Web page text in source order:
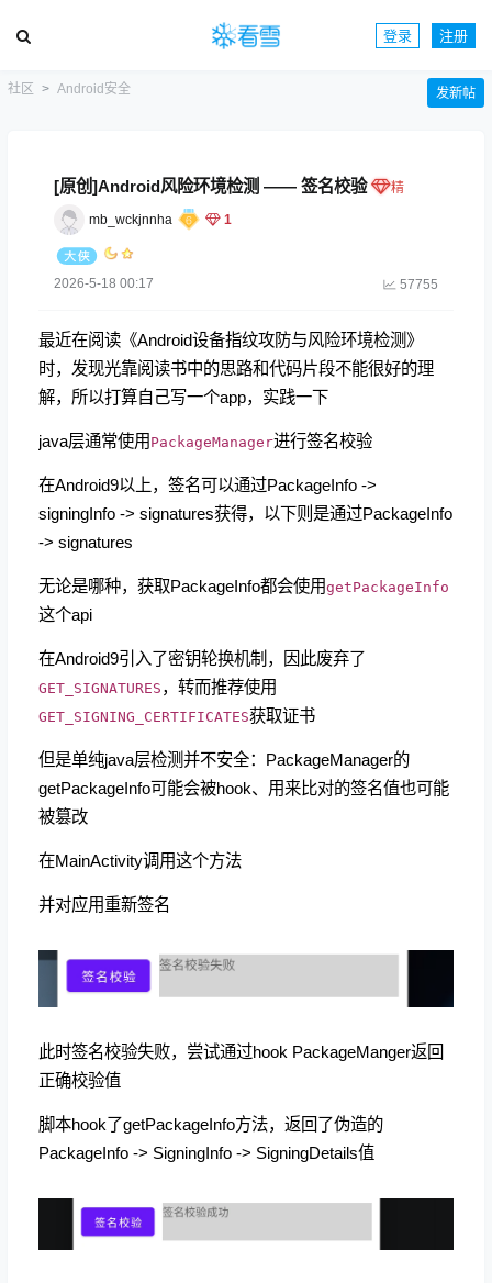
登录 注册
社区 Android安全 发新帖
[原创]Android风险环境检测 —— 签名校验
mb_wckjnnha 1
2026-5-18 00:17 57755
最近在阅读《Android设备指纹攻防与风险环境检测》
时，发现光靠阅读书中的思路和代码片段不能很好的理
解，所以打算自己写一个app，实践一下
java层通常使用PackageManager进行签名校验
在Android9以上，签名可以通过PackageInfo ->
signingInfo -> signatures获得，以下则是通过PackageInfo
-> signatures
无论是哪种，获取PackageInfo都会使用getPackageInfo
这个api
在Android9引入了密钥轮换机制，因此废弃了
GET_SIGNATURES，转而推荐使用
GET_SIGNING_CERTIFICATES获取证书
但是单纯java层检测并不安全：PackageManager的
getPackageInfo可能会被hook、用来比对的签名值也可能
被篡改
在MainActivity调用这个方法
并对应用重新签名
此时签名校验失败，尝试通过hook PackageManger返回
正确校验值
脚本hook了getPackageInfo方法，返回了伪造的
PackageInfo -> SigningInfo -> SigningDetails值